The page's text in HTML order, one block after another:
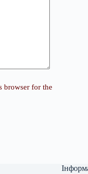
browser for the